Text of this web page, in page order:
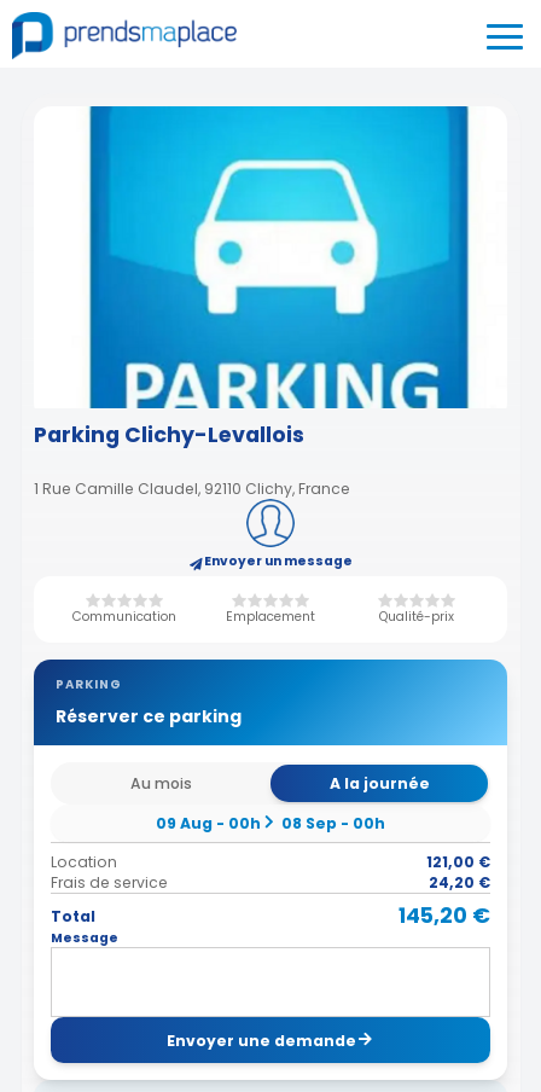
Parking Clichy-Levallois
1 Rue Camille Claudel, 92110 Clichy, France
Envoyer un message
Communication Emplacement Qualité-prix
PARKING
Réserver ce parking
Au mois
A la journée
09 Aug - 00h
08 Sep - 00h
Location
121,00 €
Frais de service
24,20 €
Total
145,20 €
Message
Envoyer une demande